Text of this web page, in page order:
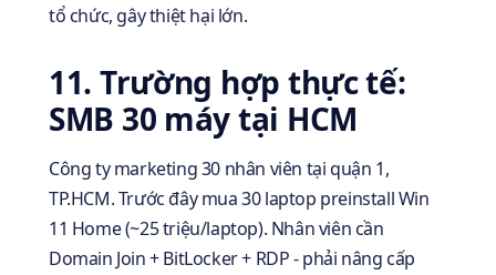
tổ chức, gây thiệt hại lớn.
11. Trường hợp thực tế:
SMB 30 máy tại HCM
Công ty marketing 30 nhân viên tại quận 1,
TP.HCM. Trước đây mua 30 laptop preinstall Win
11 Home (~25 triệu/laptop). Nhân viên cần
Domain Join + BitLocker + RDP - phải nâng cấp